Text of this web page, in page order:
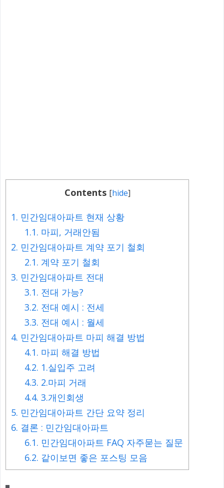
Contents [hide]
1. 민간임대아파트 현재 상황
1.1. 마피, 거래안됨
2. 민간임대아파트 계약 포기 철회
2.1. 계약 포기 철회
3. 민간임대아파트 전대
3.1. 전대 가능?
3.2. 전대 예시 : 전세
3.3. 전대 예시 : 월세
4. 민간임대아파트 마피 해결 방법
4.1. 마피 해결 방법
4.2. 1.실입주 고려
4.3. 2.마피 거래
4.4. 3.개인회생
5. 민간임대아파트 간단 요약 정리
6. 결론 : 민간임대아파트
6.1. 민간임대아파트 FAQ 자주묻는 질문
6.2. 같이보면 좋은 포스팅 모음